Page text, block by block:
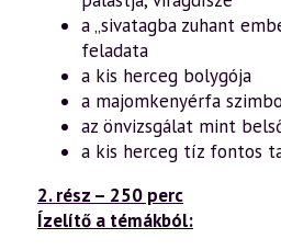
a „sivatagba zuhant
feladata
a kis herceg bolygója
a majomkenyérfa
az önvizsgálat mint
a kis herceg tíz fontos
2. rész – 250 perc
Ízelítő a témákból: